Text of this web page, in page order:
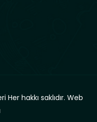
hakkı saklıdır. Web